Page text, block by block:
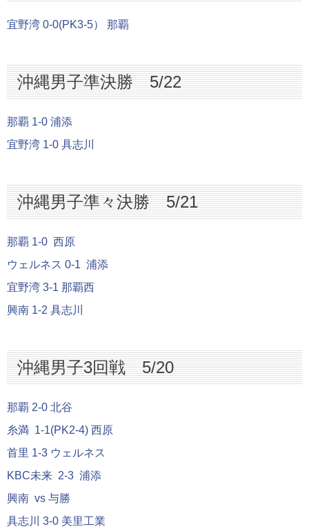
宜野湾 0-0(PK3-5） 那覇
沖縄男子準決勝 5/22
那覇 1-0 浦添
宜野湾 1-0 具志川
沖縄男子準々決勝 5/21
那覇 1-0 西原
ウェルネス 0-1 浦添
宜野湾 3-1 那覇西
興南 1-2 具志川
沖縄男子3回戦 5/20
那覇 2-0 北谷
糸満 1-1(PK2-4) 西原
首里 1-3 ウェルネス
KBC未来 2-3 浦添
興南 vs 与勝
具志川 3-0 美里工業